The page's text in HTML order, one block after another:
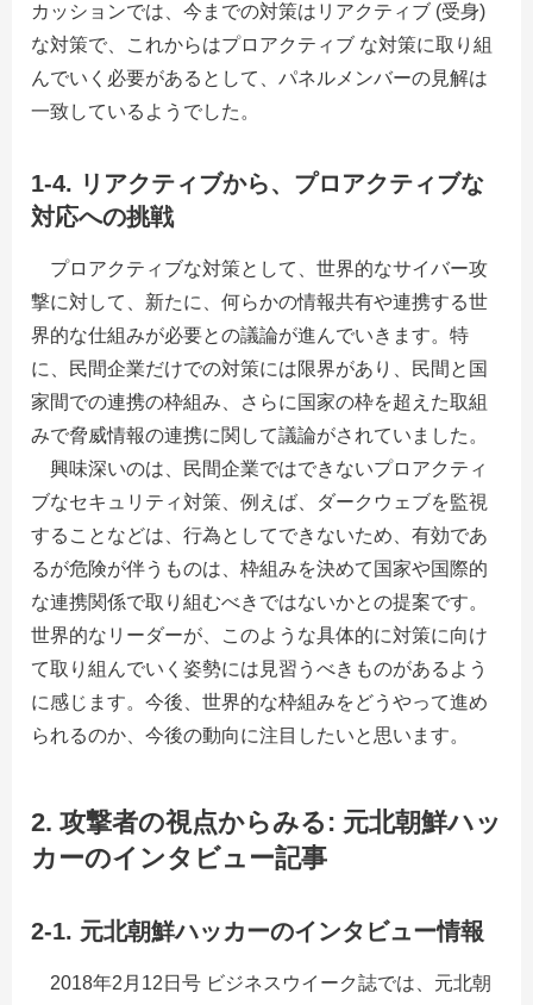
カッションでは、今までの対策はリアクティブ (受身)
な対策で、これからはプロアクティブ な対策に取り組
んでいく必要があるとして、パネルメンバーの見解は
一致しているようでした。
1-4. リアクティブから、プロアクティブな
対応への挑戦
プロアクティブな対策として、世界的なサイバー攻
撃に対して、新たに、何らかの情報共有や連携する世
界的な仕組みが必要との議論が進んでいきます。特
に、民間企業だけでの対策には限界があり、民間と国
家間での連携の枠組み、さらに国家の枠を超えた取組
みで脅威情報の連携に関して議論がされていました。
興味深いのは、民間企業ではできないプロアクティ
ブなセキュリティ対策、例えば、ダークウェブを監視
することなどは、行為としてできないため、有効であ
るが危険が伴うものは、枠組みを決めて国家や国際的
な連携関係で取り組むべきではないかとの提案です。
世界的なリーダーが、このような具体的に対策に向け
て取り組んでいく姿勢には見習うべきものがあるよう
に感じます。今後、世界的な枠組みをどうやって進め
られるのか、今後の動向に注目したいと思います。
2. 攻撃者の視点からみる: 元北朝鮮ハッ
カーのインタビュー記事
2-1. 元北朝鮮ハッカーのインタビュー情報
2018年2月12日号 ビジネスウイーク誌では、元北朝